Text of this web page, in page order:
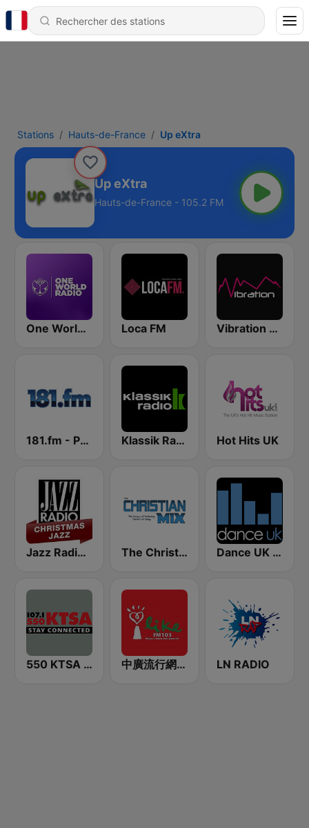
Stations Hauts-de-France Up eXtra
Up eXtra
Hauts-de-France - 105.2 FM
One World Radio Loca FM Vibration 107.2 FM
181.fm - Power 181 (Top 40) Klassik Radio Hot Hits UK
Jazz Radio Christmas Jazz The Christian Mix Dance UK Radio
550 KTSA AM 中廣流行網 I like radio LN RADIO